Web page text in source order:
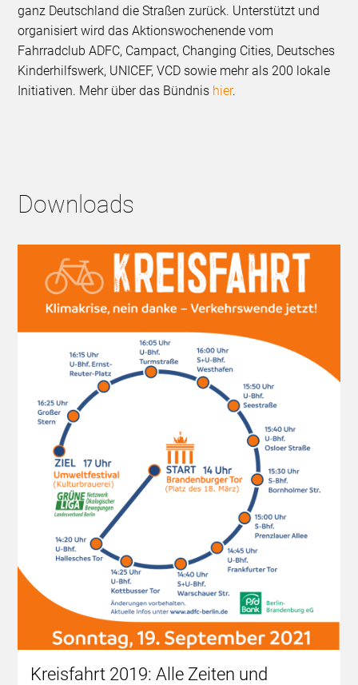
ganz Deutschland die Straßen zurück. Unterstützt und
organisiert wird das Aktionswochenende vom
Fahrradclub ADFC, Campact, Changing Cities, Deutsches
Kinderhilfswerk, UNICEF, VCD sowie mehr als 200 lokale
Initiativen. Mehr über das Bündnis hier.
Downloads
Kreisfahrt 2019: Alle Zeiten und